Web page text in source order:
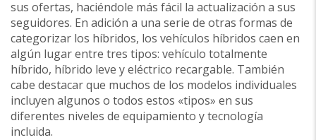
sus ofertas, haciéndole más fácil la actualización a sus
seguidores. En adición a una serie de otras formas de
categorizar los híbridos, los vehículos híbridos caen en
algún lugar entre tres tipos: vehículo totalmente
híbrido, híbrido leve y eléctrico recargable. También
cabe destacar que muchos de los modelos individuales
incluyen algunos o todos estos «tipos» en sus
diferentes niveles de equipamiento y tecnología
incluida.